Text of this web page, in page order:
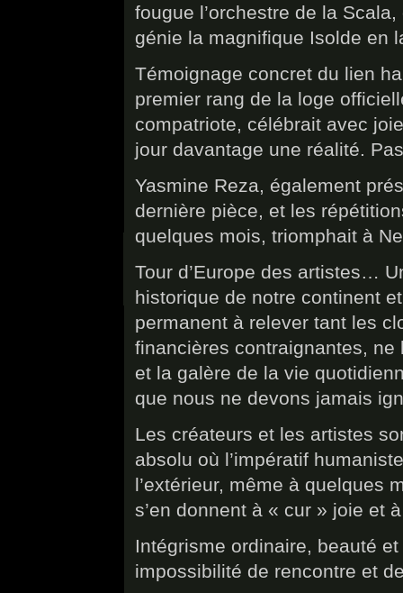
fougue l’orchestre de la
génie la magnifique Isolde en
Témoignage concret du lien
premier rang de la loge
compatriote, célébrait avec
jour davantage une réalité.
Yasmine Reza, également
dernière pièce, et les
quelques mois, triomphait à
Tour d’Europe des artistes…
historique de notre continent
permanent à relever tant les
financières contraignantes, ne
et la galère de la vie
que nous ne devons jamais
Les créateurs et les artistes
absolu où l’impératif
l’extérieur, même à quelques
s’en donnent à « cur » joie et
Intégrisme ordinaire, beauté
impossibilité de rencontre et